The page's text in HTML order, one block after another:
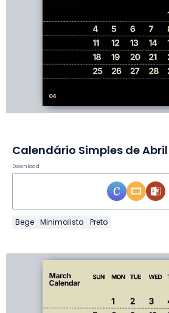
Download
Bege Minimalista Preto